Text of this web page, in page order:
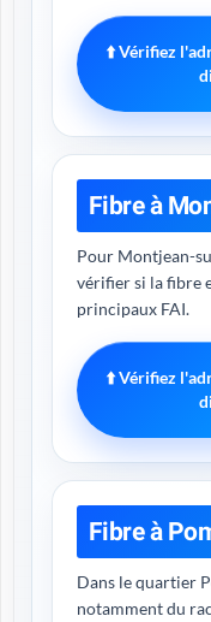
⬆️ Vérifiez
Fibre à
Pour Montjean-
vérifier si la fibre
principaux FAI.
⬆️ Vérifiez
Fibre à
Dans le quartier
notamment du